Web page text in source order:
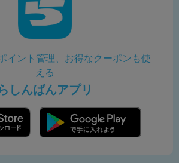
イント管理、お得なクーポンも使
える
しんばんアプリ